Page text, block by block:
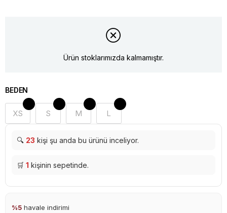
Ürün stoklarımızda kalmamıştır.
BEDEN
XS S M L
🔍 23 kişi şu anda bu ürünü inceliyor.
🛒 1 kişinin sepetinde.
%5 havale indirimi